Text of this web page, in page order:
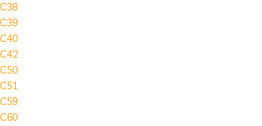
C38
C39
C40
C42
C50
C51
C59
C60